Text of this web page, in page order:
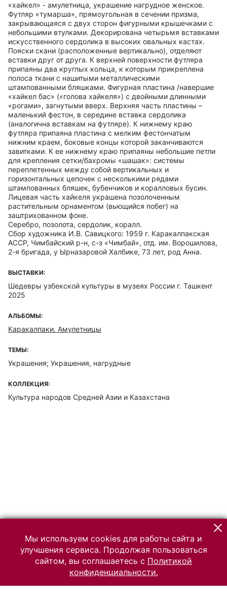
«хайкел» - амулетница, украшение нагрудное женское.
Футляр «тумарша», прямоугольная в сечении призма,
закрывающаяся с двух сторон фигурными крышечками с
небольшими втулками. Декорирована четырьмя вставками
искусственного сердолика в высоких овальных кастах.
Пояски скани (расположенные вертикально), отделяют
вставки друг от друга. К верхней поверхности футляра
припаяны два круглых кольца, к которым прикреплена
полоса ткани с нашитыми металлическими
штампованными бляшками. Фигурная пластина /навершие
«хайкел бас» («голова хайкеля») с двойными длинными
«рогами», загнутыми вверх. Верхняя часть пластины –
маленький фестон, в середине вставка сердолика
(аналогична вставкам на футляре). К нижнему краю
футляра припаяна пластина с мелким фестончатым
нижним краем, боковые концы которой заканчиваются
завитками. К ее нижнему краю припаяны небольшие петли
для крепления сетки/бахромы «шашак»: системы
переплетенных между собой вертикальных и
горизонтальных цепочек с несколькими рядами
штампованных бляшек, бубенчиков и коралловых бусин.
Лицевая часть хайкеля украшена позолоченным
растительным орнаментом (вьющийся побег) на
заштрихованном фоне.
Серебро, позолота, сердолик, коралл.
Сбор художника И.В. Савицкого: 1959 г. Каракалпакская
АССР, Чимбайский р-н, с-з «Чимбай», отд. им. Ворошилова,
2-я бригада, у Ырназаровой Халбике, 73 лет, род Анна.
ВЫСТАВКИ:
Шедевры узбекской культуры в музеях России г. Ташкент
2025
АЛЬБОМЫ:
Каракалпаки. Амулетницы
ТЕМЫ:
Украшения; Украшения, нагрудные
КОЛЛЕКЦИЯ:
Культура народов Средней Азии и Казахстана
Мы используем cookies для работы сайта и
улучшения сервиса. Продолжая пользоваться
сайтом, вы соглашаетесь с Политикой
конфиденциальности.